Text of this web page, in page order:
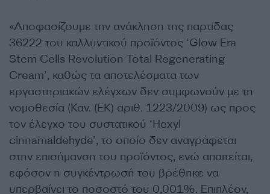
«Αποφασίζουμε την ανάκληση της παρτίδας
36222 του καλλυντικού προϊόντος ‘Glow Era
Stem Cells Revolution Total Regenerating
Cream’, καθώς τα αποτελέσματα των
εργαστηριακών ελέγχων δεν συμφωνούν με τη
νομοθεσία (Καν. (ΕΚ) αριθ. 1223/2009) ως προς
τον έλεγχο του συστατικού ‘Hexyl
cinnamaldehyde’, το οποίο δεν αναγράφεται
στην επισήμανση του προϊόντος, ενώ απαιτείται,
εφόσον η συγκέντρωσή του βρέθηκε να
υπερβαίνει το ποσοστό του 0,001%. Επιπλέον,